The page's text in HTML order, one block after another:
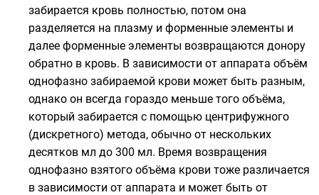
забирается кровь полностью, потом она
разделяется на плазму и форменные элементы и
далее форменные элементы возвращаются донору
обратно в кровь. В зависимости от аппарата объём
однофазно забираемой крови может быть разным,
однако он всегда гораздо меньше того объёма,
который забирается с помощью центрифужного
(дискретного) метода, обычно от нескольких
десятков мл до 300 мл. Время возвращения
однофазно взятого объёма крови тоже различается
в зависимости от аппарата и может быть от